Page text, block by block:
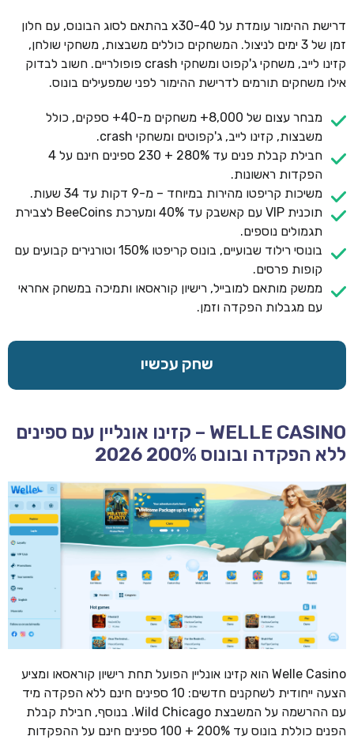
דרישת ההימור עומדת על x30-40 בהתאם לסוג הבונוס, עם חלון
זמן של 3 ימים לניצול. המשחקים כוללים משבצות, משחקי שולחן,
קזינו לייב, משחקי ג'קפוט ומשחקי crash פופולריים. חשוב לבדוק
אילו משחקים תורמים לדרישת ההימור לפני שמפעילים בונוס.
מבחר עצום של 8,000+ משחקים מ-40+ ספקים, כולל
משבצות, קזינו לייב, ג'קפוטים ומשחקי crash.
חבילת קבלת פנים עד 280% + 230 ספינים חינם על 4
הפקדות ראשונות.
משיכות קריפטו מהירות במיוחד – מ-9 דקות עד 34 שעות.
תוכנית VIP עם קאשבק עד 40% ומערכת BeeCoins לצבירת
תגמולים נוספים.
בונוסי רילוד שבועיים, בונוס קריפטו 150% וטורנירים קבועים עם
קופות פרסים.
ממשק מותאם למובייל, רישיון קוראסאו ותמיכה במשחק אחראי
עם מגבלות הפקדה וזמן.
שחק עכשיו
WELLE CASINO – קזינו אונליין עם ספינים
ללא הפקדה ובונוס 200% 2026
Welle Casino הוא קזינו אונליין הפועל תחת רישיון קוראסאו ומציע
הצעה ייחודית לשחקנים חדשים: 10 ספינים חינם ללא הפקדה מיד
עם ההרשמה על המשבצת Wild Chicago. בנוסף, חבילת קבלת
הפנים כוללת בונוס עד 200% + 100 ספינים חינם על ההפקדות